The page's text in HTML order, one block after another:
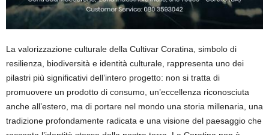
La valorizzazione culturale della Cultivar Coratina simbolo di
resilienza, biodiversità e identità culturale rappresenta uno dei
pilastri più significativi dell’intero progetto: non si tratta di
promuovere un prodotto di consumo un’eccellenza riconosciuta
anche all’estero ma di portare nel mondo una storia millenaria, una
tradizione profondamente radicata e una visione del paesaggio che